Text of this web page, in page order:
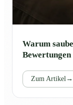
Warum
Zum Artikel→